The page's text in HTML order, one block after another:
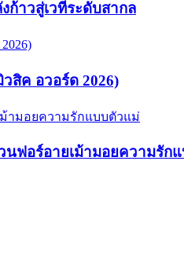
ก้าวสู่เวทีระดับสากล
สิค อวอร์ด 2026)
นฟอร์อายเม้ามอยความรัก